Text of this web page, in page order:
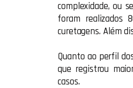
complexidade, ou
foram realizados
curetagens. Além
Quanto ao perfil
que registrou
casos.